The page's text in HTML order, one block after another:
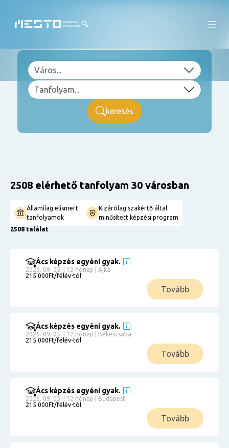
keresés
2508 elérhető tanfolyam 30 városban
Államilag elismert
tanfolyamok
Kizárólag szakértő által
minősített képzési program
2508 találat
Ács képzés egyéni gyak.
2026. 09. 05. | 12 hónap | Ajka
215.000Ft/félév-tól
Tovább
Ács képzés egyéni gyak.
2026. 09. 05. | 12 hónap | Békéscsaba
215.000Ft/félév-tól
Tovább
Ács képzés egyéni gyak.
2026. 09. 05. | 12 hónap | Budapest
215.000Ft/félév-tól
Tovább